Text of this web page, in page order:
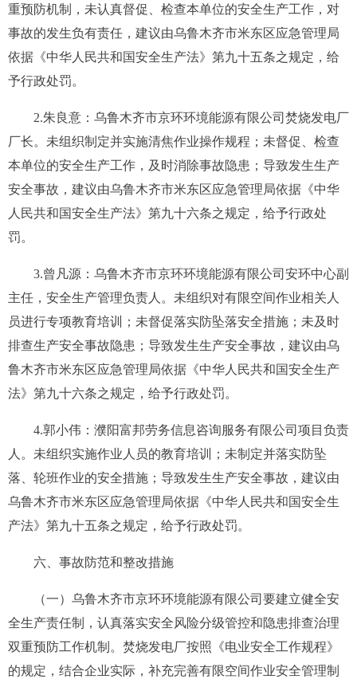
重预防机制，未认真督促、检查本单位的安全生产工作，对
事故的发生负有责任 ， 建议由乌鲁木齐市米东区应急管理局
依据《中华人民共和国安全生产法》 第九十五条之规定，给
予行政处罚。
2.朱良意：乌鲁木齐市京环环境能源有限公司焚烧发电厂
厂长。未组织制定并实施清焦作业操作规程；未督促、检查
本单位的安全生产工作，及时消除事故隐患； 导致发生生产
安全事故， 建议由乌鲁木齐市米东区应急管理局依据《中华
人民共和国安全生产法》 第九十六条之规定，给予行政处
罚。
3.曾凡源 ： 乌鲁木齐市京环环境能源有限公司安环中心副
主任， 安全生产管理负责人 。 未组织对有限空间作业相关人
员进行专项教育培训；未督促落实防坠落安全措施；未及时
排查生产安全事故隐患 ； 导致发生生产安全事故， 建议由乌
鲁木齐市米东区应急管理局依据《中华人民共和国安全生产
法》 第九十六条之规定，给予行政处罚。
4.郭小伟 ： 濮阳富邦劳务信息咨询服务有限公司项目 负责
人 。未组织实施作业人员的教育培训
；未制定并落实防坠
落、轮班作业的安全措施； 导致发生生产安全事故，建议由
乌鲁木齐市米东区应急管理局依据《中华人民共和国安全生
产法》 第九十五条之规定，给予行政处罚。
六、事故防范和整改措施
（一） 乌鲁木齐市京环环境能源有限公司 要建立健全安
全生产责任制，认真落实安全风险分级管控和隐患排查治理
双重预防工作机制。焚烧发电厂按照
《电业安全工作规程》
的规定， 结合企业实际，补充完善有限空间作业安全管理制